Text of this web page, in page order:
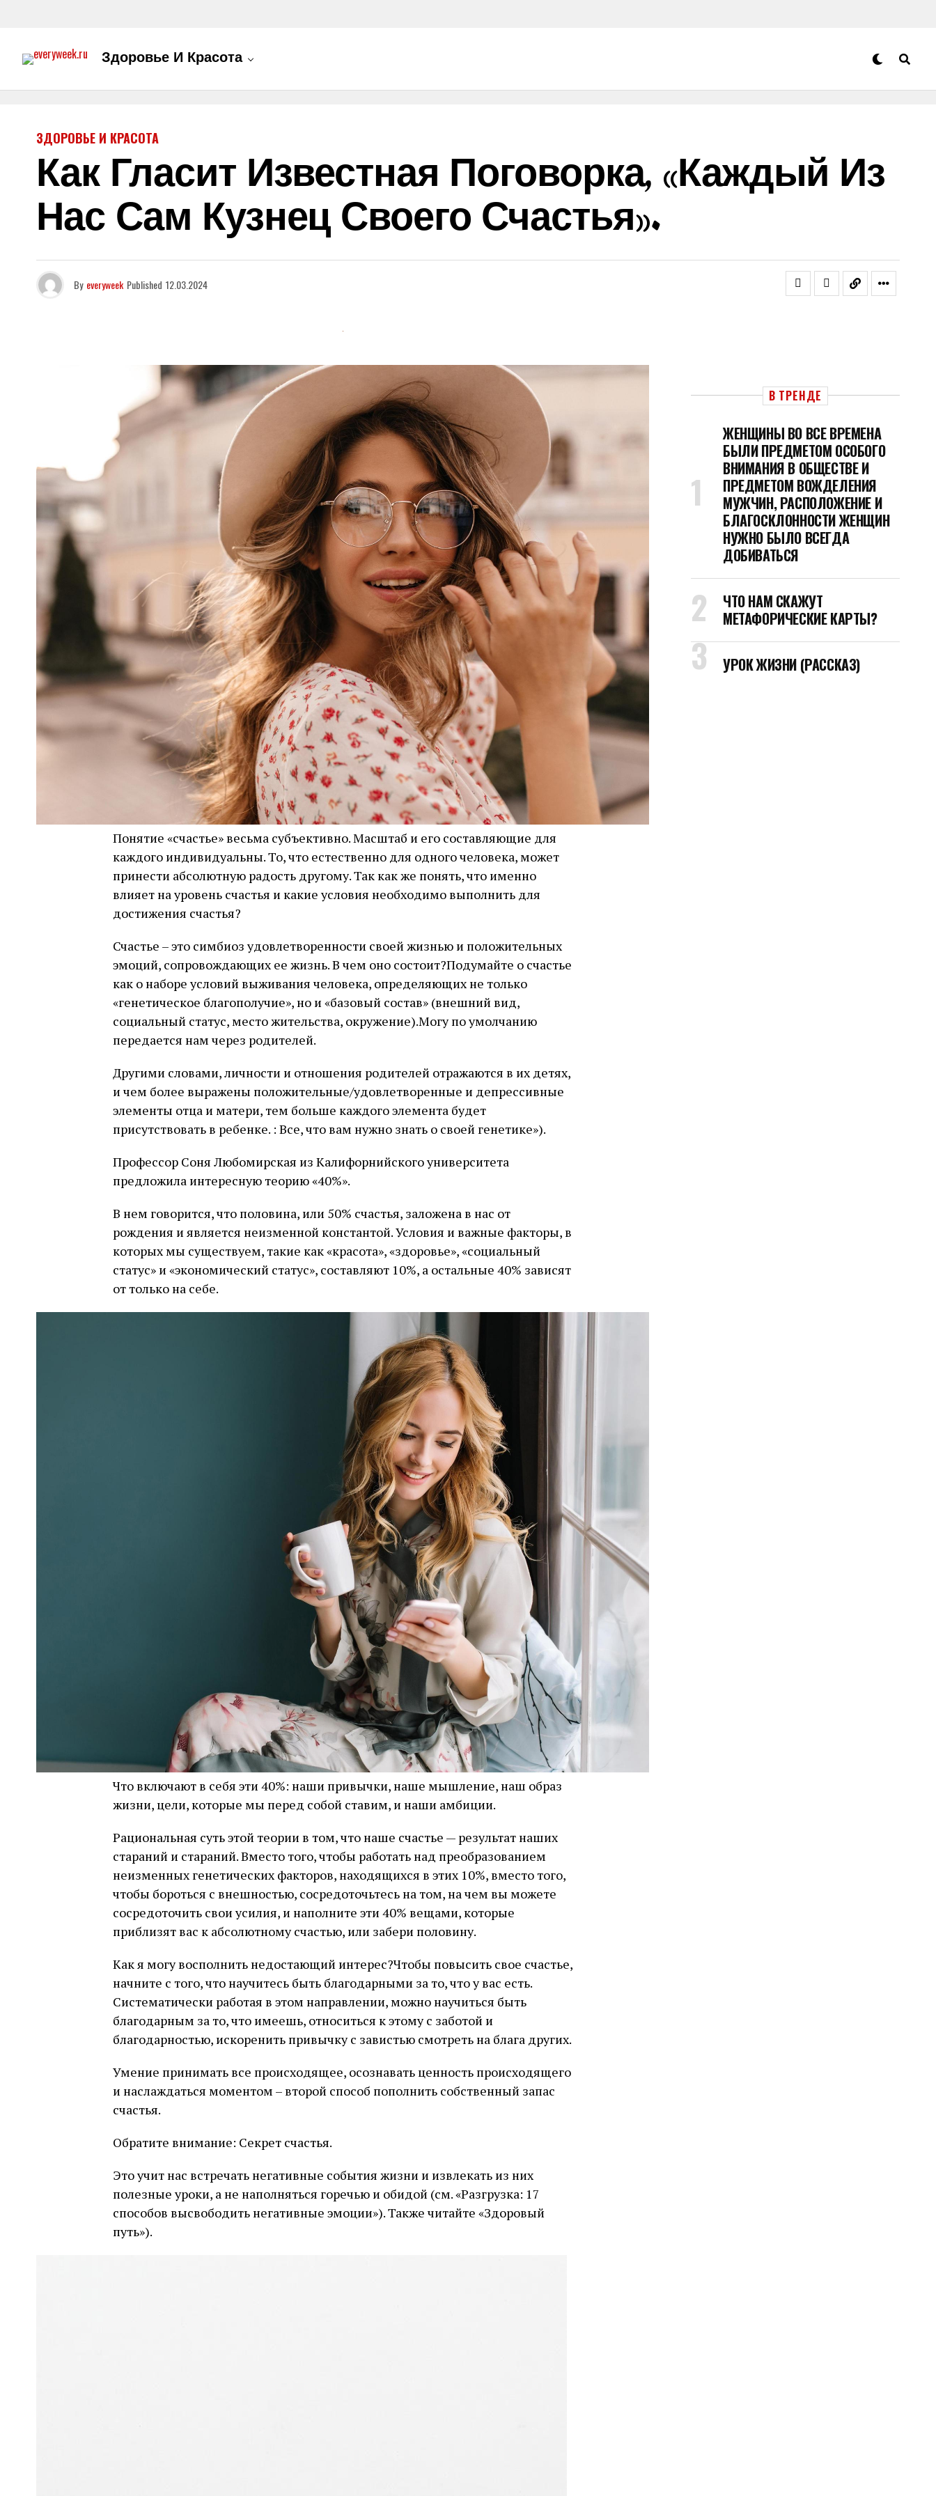
Здоровье И Красота
ЗДОРОВЬЕ И КРАСОТА
Как Гласит Известная Поговорка, «каждый Из
Нас Сам Кузнец Своего Счастья».
By everyweek Published 12.03.2024
Понятие «счастье» весьма субъективно. Масштаб и его составляющие для
каждого индивидуальны. То, что естественно для одного человека, может
принести абсолютную радость другому. Так как же понять, что именно
влияет на уровень счастья и какие условия необходимо выполнить для
достижения счастья?
Счастье – это симбиоз удовлетворенности своей жизнью и положительных
эмоций, сопровождающих ее жизнь. В чем оно состоит?Подумайте о счастье
как о наборе условий выживания человека, определяющих не только
«генетическое благополучие», но и «базовый состав» (внешний вид,
социальный статус, место жительства, окружение).Могу по умолчанию
передается нам через родителей.
Другими словами, личности и отношения родителей отражаются в их детях,
и чем более выражены положительные/удовлетворенные и депрессивные
элементы отца и матери, тем больше каждого элемента будет
присутствовать в ребенке. : Все, что вам нужно знать о своей генетике»).
Профессор Соня Любомирская из Калифорнийского университета
предложила интересную теорию «40%».
В нем говорится, что половина, или 50% счастья, заложена в нас от
рождения и является неизменной константой. Условия и важные факторы, в
которых мы существуем, такие как «красота», «здоровье», «социальный
статус» и «экономический статус», составляют 10%, а остальные 40% зависят
от только на себе.
Что включают в себя эти 40%: наши привычки, наше мышление, наш образ
жизни, цели, которые мы перед собой ставим, и наши амбиции.
Рациональная суть этой теории в том, что наше счастье — результат наших
стараний и стараний. Вместо того, чтобы работать над преобразованием
неизменных генетических факторов, находящихся в этих 10%, вместо того,
чтобы бороться с внешностью, сосредоточьтесь на том, на чем вы можете
сосредоточить свои усилия, и наполните эти 40% вещами, которые
приблизят вас к абсолютному счастью, или забери половину.
Как я могу восполнить недостающий интерес?Чтобы повысить свое счастье,
начните с того, что научитесь быть благодарными за то, что у вас есть.
Систематически работая в этом направлении, можно научиться быть
благодарным за то, что имеешь, относиться к этому с заботой и
благодарностью, искоренить привычку с завистью смотреть на блага других.
Умение принимать все происходящее, осознавать ценность происходящего
и наслаждаться моментом – второй способ пополнить собственный запас
счастья.
Обратите внимание: Секрет счастья.
Это учит нас встречать негативные события жизни и извлекать из них
полезные уроки, а не наполняться горечью и обидой (см. «Разгрузка: 17
способов высвободить негативные эмоции»). Также читайте «Здоровый
путь»).
В ТРЕНДЕ
ЖЕНЩИНЫ ВО ВСЕ ВРЕМЕНА
БЫЛИ ПРЕДМЕТОМ ОСОБОГО
ВНИМАНИЯ В ОБЩЕСТВЕ И
ПРЕДМЕТОМ ВОЖДЕЛЕНИЯ
МУЖЧИН, РАСПОЛОЖЕНИЕ И
БЛАГОСКЛОННОСТИ ЖЕНЩИН
НУЖНО БЫЛО ВСЕГДА
ДОБИВАТЬСЯ
ЧТО НАМ СКАЖУТ
МЕТАФОРИЧЕСКИЕ КАРТЫ?
УРОК ЖИЗНИ (РАССКАЗ)